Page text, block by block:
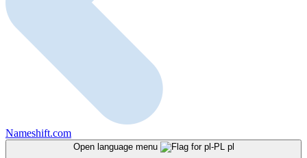
Nameshift.com
Open language menu pl